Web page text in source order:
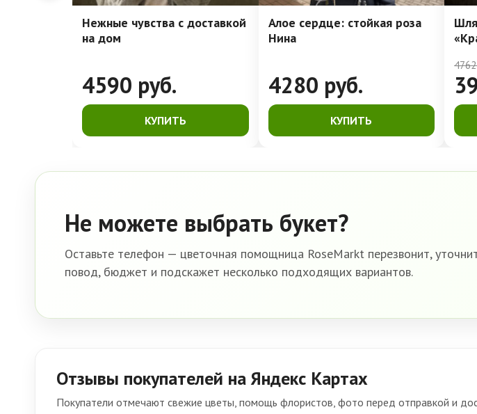
Нежные чувства с доставкой
на дом
4590 руб.
КУПИТЬ
Алое сердце: стойкая роза
Нина
4280 руб.
КУПИТЬ
Не можете выбрать букет?
Оставьте телефон — цветочная помощница RoseMarkt перезвонит,
повод, бюджет и подскажет несколько подходящих вариантов.
Отзывы покупателей на Яндекс Картах
Покупатели отмечают свежие цветы, помощь флористов, фото перед отправкой и